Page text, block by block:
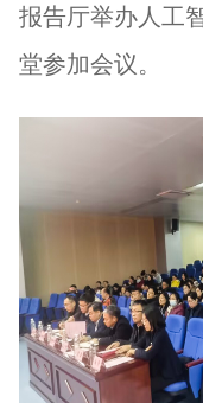
报告厅举办人工
堂参加会议。